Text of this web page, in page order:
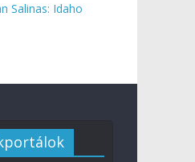
Salinas: Idaho